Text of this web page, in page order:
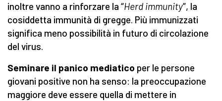
inoltre vanno a rinforzare la “Herd immunity”, la
cosiddetta immunità di gregge. Più immunizzati
significa meno possibilità in futuro di circolazione
del virus.
Seminare il panico mediatico per le persone
giovani positive non ha senso: la preoccupazione
maggiore deve essere quella di mettere in